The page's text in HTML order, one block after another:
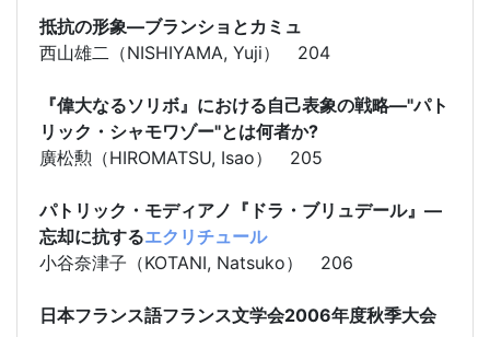
抵抗の形象―ブランショとカミュ
西山雄二（NISHIYAMA, Yuji） 204
『偉大なるソリボ』における自己表象の戦略―"パト
リック・シャモワゾー"とは何者か?
廣松勲（HIROMATSU, Isao） 205
パトリック・モディアノ『ドラ・ブリュデール』―
忘却に抗するエクリチュール
小谷奈津子（KOTANI, Natsuko） 206
日本フランス語フランス文学会2006年度秋季大会